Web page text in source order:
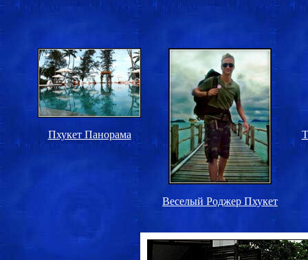
Пхукет Панорама
Веселый Роджер Пхукет